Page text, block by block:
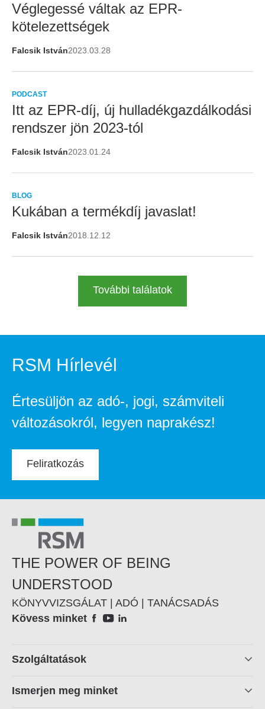
Véglegessé váltak az EPR-
kötelezettségek
Falcsik István2023.03.28
PODCAST
Itt az EPR-díj, új hulladékgazdálkodási
rendszer jön 2023-tól
Falcsik István2023.01.24
BLOG
Kukában a termékdíj javaslat!
Falcsik István2018.12.12
További találatok
RSM Hírlevél
Értesüljön az adó-, jogi, számviteli
változásokról, legyen naprakész!
Feliratkozás
THE POWER OF BEING
UNDERSTOOD
KÖNYVVIZSGÁLAT | ADÓ | TANÁCSADÁS
Social
Kövess minket
Footer
Szolgáltatások
Ismerjen meg minket